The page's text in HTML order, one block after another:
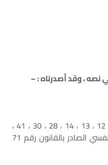
نصه ، وقد أصدرناه : –
يُستبدل بنصوص المواد (6 ، 7 ، 12 ، 13 ، 14 ، 28 ، 30 ، 41 ،
42) من قانون رعاية المريض النفسي الصادر بالقانون رقم 71